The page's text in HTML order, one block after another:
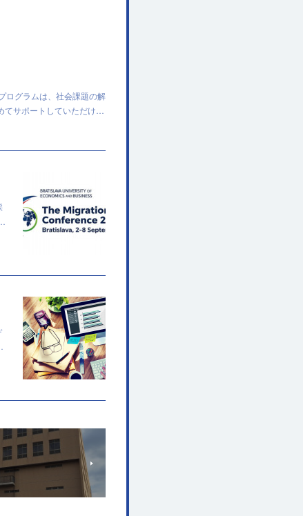
ログラムは、社会課題の解
てサポートしていただけ…